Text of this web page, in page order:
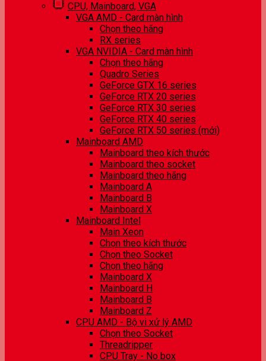
CPU, Mainboard, VGA
VGA AMD - Card màn hình
Chọn theo hãng
RX series
VGA NVIDIA - Card màn hình
Chọn theo hãng
Quadro Series
GeForce GTX 16 series
GeForce RTX 20 series
GeForce RTX 30 series
GeForce RTX 40 series
GeForce RTX 50 series (mới)
Mainboard AMD
Mainboard theo kích thước
Mainboard theo socket
Mainboard theo hãng
Mainboard A
Mainboard B
Mainboard X
Mainboard Intel
Main Xeon
Chọn theo kích thước
Chọn theo Socket
Chọn theo hãng
Mainboard X
Mainboard H
Mainboard B
Mainboard Z
CPU AMD - Bộ vi xử lý AMD
Chọn theo Socket
Threadripper
CPU Tray - No box